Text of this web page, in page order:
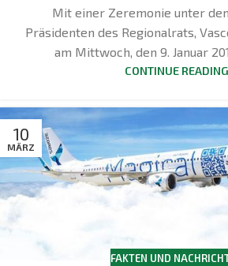
Mit einer Zeremonie unter
Präsidenten des Regionalrats,
am Mittwoch, den 9. Januar
CONTINUE READING
10
MÄRZ
FAKTEN UND